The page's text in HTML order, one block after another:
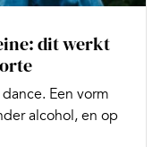
dit werkt
Een vorm
alcohol, en op